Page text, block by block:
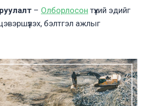
– Олборлосон түүхий эдийг
бэлтгэл ажлыг